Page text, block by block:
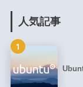
人気記事
1